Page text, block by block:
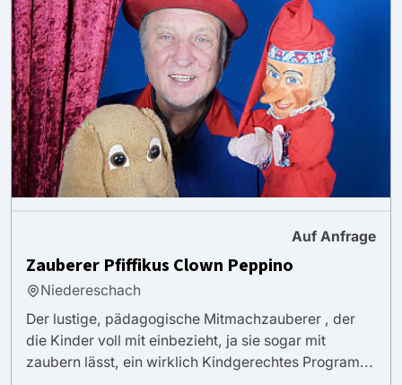
Auf Anfrage
Zauberer Pfiffikus Clown Peppino
Niedereschach
Der lustige, pädagogische Mitmachzauberer , der
die Kinder voll mit einbezieht, ja sie sogar mit
zaubern lässt, ein wirklich Kindgerechtes Program...